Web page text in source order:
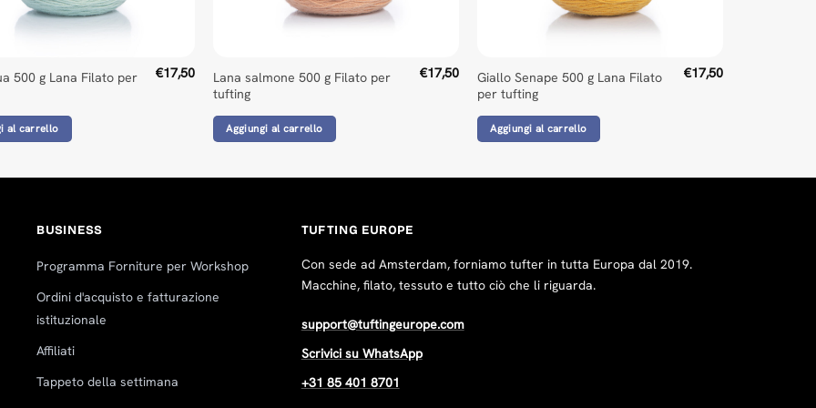
Universal Time)
yarns. Overall, we’re very satisfied with the purchase — everything met our expectations and worked well. The
Universal Time)
Time)
se/
Universal Time)
500 g Lana Filato per
€17,50
al carrello
Lana salmone 500 g Filato per
tufting
€17,50
Aggiungi al carrello
Giallo Senape 500 g Lana Filato
per tufting
€17,50
Aggiungi al carrello
BUSINESS
Programma Forniture per Workshop
Ordini d'acquisto e fatturazione
istituzionale
Affiliati
Tappeto della settimana
TUFTING EUROPE
Con sede ad Amsterdam, forniamo tufter in tutta Europa dal 2019.
Macchine, filato, tessuto e tutto ciò che li riguarda.
support@tuftingeurope.com
Scrivici su WhatsApp
+31 85 401 8701